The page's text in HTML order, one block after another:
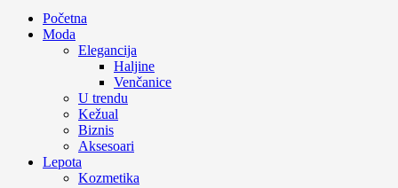
Početna
Moda
Elegancija
Haljine
Venčanice
U trendu
Kežual
Biznis
Aksesoari
Lepota
Kozmetika